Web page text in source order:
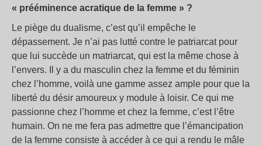
« prééminence acratique de la femme » ?
Le piège du dualisme, c’est qu’il empêche le
dépassement. Je n’ai pas lutté contre le patriarcat pour
que lui succède un matriarcat, qui est la même chose à
l’envers. Il y a du masculin chez la femme et du féminin
chez l’homme, voilà une gamme assez ample pour que la
liberté du désir amoureux y module à loisir. Ce qui me
passionne chez l’homme et chez la femme, c’est l’être
humain. On ne me fera pas admettre que l’émancipation
de la femme consiste à accéder à ce qui a rendu le mâle